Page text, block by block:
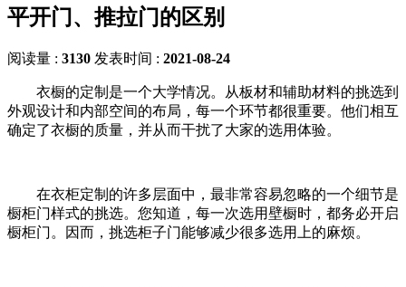
平开门、推拉门的区别
阅读量 : 3130 发表时间 : 2021-08-24
衣橱的定制是一个大学情况。从板材和辅助材料的挑选到
外观设计和内部空间的布局，每一个环节都很重要。他们相互
确定了衣橱的质量，并从而干扰了大家的选用体验。
在衣柜定制的许多层面中，最非常容易忽略的一个细节是
橱柜门样式的挑选。您知道，每一次选用壁橱时，都务必开启
橱柜门。因而，挑选柜子门能够减少很多选用上的麻烦。